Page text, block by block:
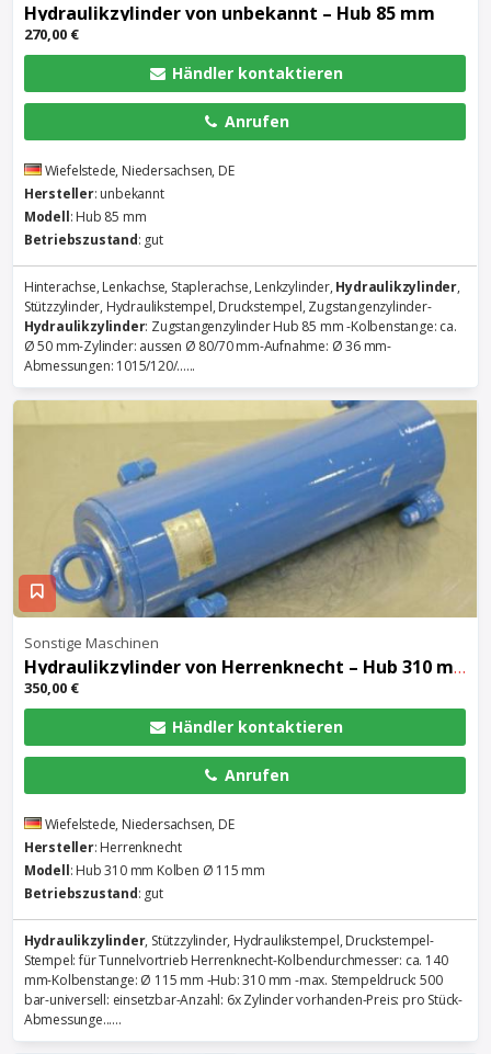
Hydraulikzylindervon unbekannt – Hub 85 mm
270,00 €
Händler kontaktieren
Anrufen
Wiefelstede, Niedersachsen, DE
Hersteller: unbekannt
Modell: Hub 85 mm
Betriebszustand: gut
Hinterachse, Lenkachse, Staplerachse, Lenkzylinder, Hydraulikzylinder,
Stützzylinder, Hydraulikstempel, Druckstempel, Zugstangenzylinder-
Hydraulikzylinder: Zugstangenzylinder Hub 85 mm -Kolbenstange: ca.
Ø 50 mm-Zylinder: aussen Ø 80/70 mm-Aufnahme: Ø 36 mm-
Abmessungen: 1015/120/......
Sonstige Maschinen
Hydraulikzylindervon Herrenknecht – Hub 310 mm Kolben Ø 115 mm
350,00 €
Händler kontaktieren
Anrufen
Wiefelstede, Niedersachsen, DE
Hersteller: Herrenknecht
Modell: Hub 310 mm Kolben Ø 115 mm
Betriebszustand: gut
Hydraulikzylinder, Stützzylinder, Hydraulikstempel, Druckstempel-
Stempel: für Tunnelvortrieb Herrenknecht-Kolbendurchmesser: ca. 140
mm-Kolbenstange: Ø 115 mm -Hub: 310 mm -max. Stempeldruck: 500
bar-universell: einsetzbar-Anzahl: 6x Zylinder vorhanden-Preis: pro Stück-
Abmessunge......